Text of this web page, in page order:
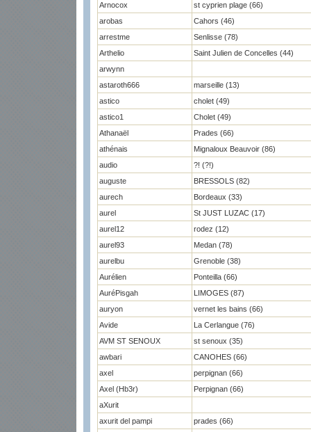
Arnocox
st cyprien plage (66)
arobas
Cahors (46)
arrestme
Senlisse (78)
Arthelio
Saint Julien de Concelles (44)
arwynn
astaroth666
marseille (13)
astico
cholet (49)
astico1
Cholet (49)
Athanaël
Prades (66)
athénais
Mignaloux Beauvoir (86)
audio
?! (?!)
auguste
BRESSOLS (82)
aurech
Bordeaux (33)
aurel
St JUST LUZAC (17)
aurel12
rodez (12)
aurel93
Medan (78)
aurelbu
Grenoble (38)
Aurélien
Ponteilla (66)
AuréPisgah
LIMOGES (87)
auryon
vernet les bains (66)
Avide
La Cerlangue (76)
AVM ST SENOUX
st senoux (35)
awbari
CANOHES (66)
axel
perpignan (66)
Axel (Hb3r)
Perpignan (66)
aXurit
axurit del pampi
prades (66)